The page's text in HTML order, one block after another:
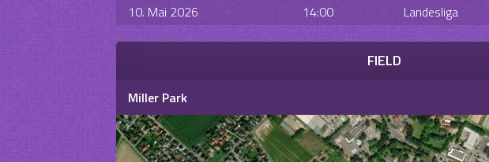
10. Mai 2026
14:00 Landesliga
FIELD
Miller Park